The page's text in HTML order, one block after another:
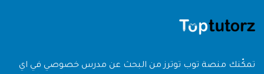
تمكّنك منصة توب توترز من البحث عن مدرس خصوصي في اي